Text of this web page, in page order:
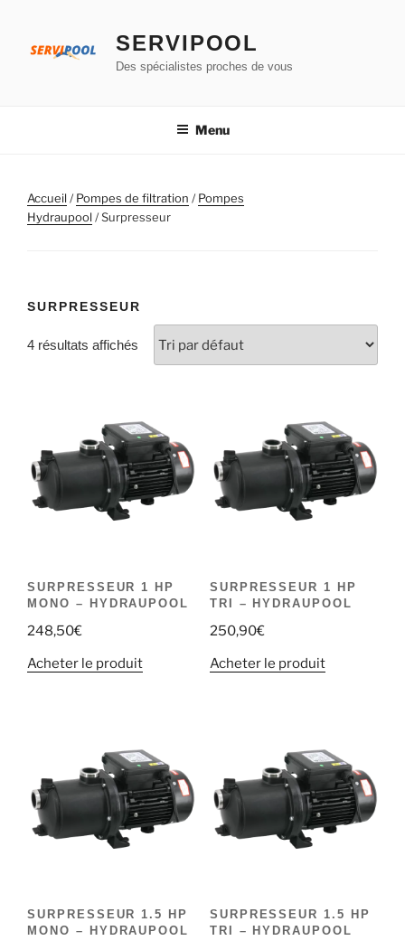
contenu
SERVIPOOL
Des spécialistes proches de vous
Menu
Accueil/Pompes de filtration /Pompes
Hydraupool/ Surpresseur
SURPRESSEUR
4 résultats affichés
SURPRESSEUR 1 HP
MONO – HYDRAUPOOL
248,50€
Acheter le produit
SURPRESSEUR 1 HP
TRI – HYDRAUPOOL
250,90€
Acheter le produit
SURPRESSEUR 1.5 HP
MONO – HYDRAUPOOL
SURPRESSEUR 1.5 HP
TRI – HYDRAUPOOL